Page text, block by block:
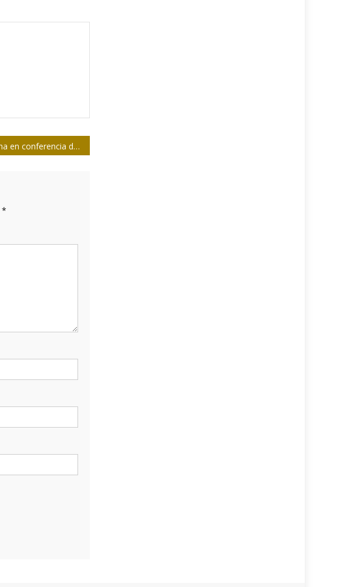
Aduana en conferencia de prensa: mayor enfrentamiento al delito de frontera
*